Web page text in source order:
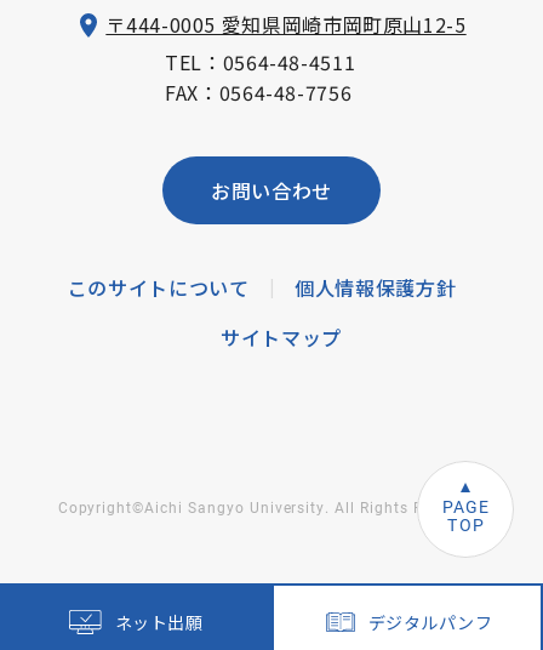
ネット出願 デジタルパンフ
PAGE
TOP
〒444-0005 愛知県岡崎市岡町原山12-5
TEL： 0564-48-4511
FAX：0564-48-7756
お問い合わせ
このサイトについて |
個人情報保護方針
サイトマップ
Copyright©Aichi Sangyo University. All Rights Reserved.